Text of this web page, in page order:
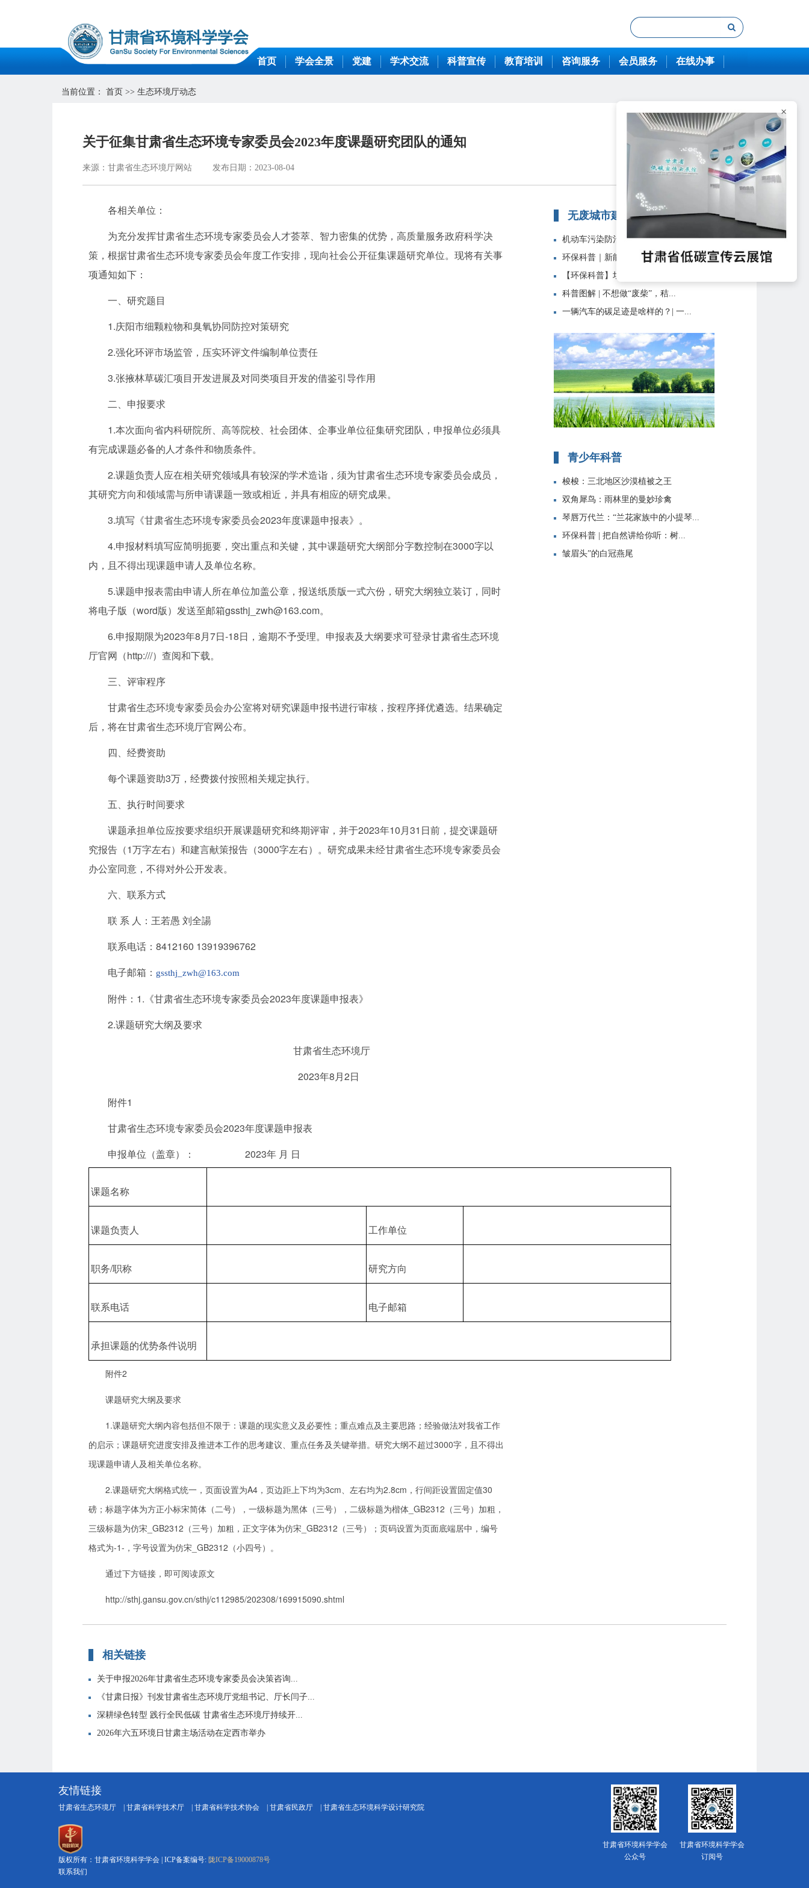
首页 学会全景 党建 学术交流 科普宣传 教育培训 咨询服务 会员服务 在线办事
当前位置： 首页 >> 生态环境厅动态
关于征集甘肃省生态环境专家委员会2023年度课题研究团队的通知
来源：甘肃省生态环境厅网站 发布日期：2023-08-04
各相关单位：
为充分发挥甘肃省生态环境专家委员会人才荟萃、智力密集的优势，高质量服务政府科学决
策，根据甘肃省生态环境专家委员会年度工作安排，现向社会公开征集课题研究单位。现将有关事
项通知如下：
一、研究题目
1.庆阳市细颗粒物和臭氧协同防控对策研究
2.强化环评市场监管，压实环评文件编制单位责任
3.张掖林草碳汇项目开发进展及对同类项目开发的借鉴引导作用
二、申报要求
1.本次面向省内科研院所、高等院校、社会团体、企事业单位征集研究团队，申报单位必须具
有完成课题必备的人才条件和物质条件。
2.课题负责人应在相关研究领域具有较深的学术造诣，须为甘肃省生态环境专家委员会成员，
其研究方向和领域需与所申请课题一致或相近，并具有相应的研究成果。
3.填写《甘肃省生态环境专家委员会2023年度课题申报表》。
4.申报材料填写应简明扼要，突出重点和关键，其中课题研究大纲部分字数控制在3000字以
内，且不得出现课题申请人及单位名称。
5.课题申报表需由申请人所在单位加盖公章，报送纸质版一式六份，研究大纲独立装订，同时
将电子版（word版）发送至邮箱gssthj_zwh@163.com。
6.申报期限为2023年8月7日-18日，逾期不予受理。申报表及大纲要求可登录甘肃省生态环境
厅官网（http:///）查阅和下载。
三、评审程序
甘肃省生态环境专家委员会办公室将对研究课题申报书进行审核，按程序择优遴选。结果确定
后，将在甘肃省生态环境厅官网公布。
四、经费资助
每个课题资助3万，经费拨付按照相关规定执行。
五、执行时间要求
课题承担单位应按要求组织开展课题研究和终期评审，并于2023年10月31日前，提交课题研
究报告（1万字左右）和建言献策报告（3000字左右）。研究成果未经甘肃省生态环境专家委员会
办公室同意，不得对外公开发表。
六、联系方式
联 系 人：王若愚 刘全諹
联系电话：8412160 13919396762
电子邮箱： gssthj_zwh@163.com
附件：1.《甘肃省生态环境专家委员会2023年度课题申报表》
2.课题研究大纲及要求
甘肃省生态环境厅
2023年8月2日
附件1
甘肃省生态环境专家委员会2023年度课题申报表
申报单位（盖章）： 2023年 月 日
课题名称
课题负责人 工作单位
职务/职称 研究方向
联系电话 电子邮箱
承担课题的优势条件说明
附件2
课题研究大纲及要求
1.课题研究大纲内容包括但不限于：课题的现实意义及必要性；重点难点及主要思路；经验做法对我省工作
的启示；课题研究进度安排及推进本工作的思考建议、重点任务及关键举措。研究大纲不超过3000字，且不得出
现课题申请人及相关单位名称。
2.课题研究大纲格式统一，页面设置为A4，页边距上下均为3cm、左右均为2.8cm，行间距设置固定值30
磅；标题字体为方正小标宋简体（二号），一级标题为黑体（三号），二级标题为楷体_GB2312（三号）加粗，
三级标题为仿宋_GB2312（三号）加粗，正文字体为仿宋_GB2312（三号）；页码设置为页面底端居中，编号
格式为-1-，字号设置为仿宋_GB2312（小四号）。
通过下方链接，即可阅读原文
http://sthj.gansu.gov.cn/sthj/c112985/202308/169915090.shtml
无废城市建设
机动车污染防治存在哪些难点？城市...
环保科普｜新能源汽车“新”在何处
【环保科普】垃圾分类知识大全
科普图解 | 不想做“废柴”，秸...
一辆汽车的碳足迹是啥样的？| 一...
青少年科普
梭梭：三北地区沙漠植被之王
双角犀鸟：雨林里的曼妙珍禽
琴唇万代兰：“兰花家族中的小提琴...
环保科普 | 把自然讲给你听：树...
皱眉头”的白冠燕尾
相关链接
关于申报2026年甘肃省生态环境专家委员会决策咨询...
《甘肃日报》刊发甘肃省生态环境厅党组书记、厅长闫子...
深耕绿色转型 践行全民低碳 甘肃省生态环境厅持续开...
2026年六五环境日甘肃主场活动在定西市举办
友情链接
甘肃省生态环境厅 甘肃省科学技术厅 甘肃省科学技术协会 甘肃省民政厅 甘肃省生态环境科学设计研究院
版权所有：甘肃省环境科学学会 | ICP备案编号: 陇ICP备19000878号
联系我们
甘肃省环境科学学会
公众号
甘肃省环境科学学会
订阅号
×